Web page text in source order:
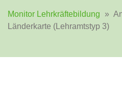
Monitor Lehrkräftebildung »
Länderkarte (Lehramtstyp 3)